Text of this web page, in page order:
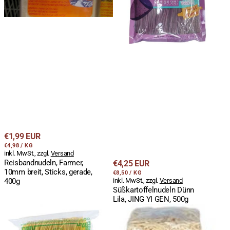
Regulärer
Preis
€1,99 EUR
STÜCKPREIS
€4,98 / PRO
KG
inkl. MwSt., zzgl. Versand
Reisbandnudeln, Farmer,
10mm breit, Sticks, gerade,
400g
Regulärer
Preis
€4,25 EUR
STÜCKPREIS
€8,50 / PRO
KG
inkl. MwSt., zzgl. Versand
Süßkartoffelnudeln Dünn
Lila, JING YI GEN, 500g
Nudeln
Cooking
Nudeln,